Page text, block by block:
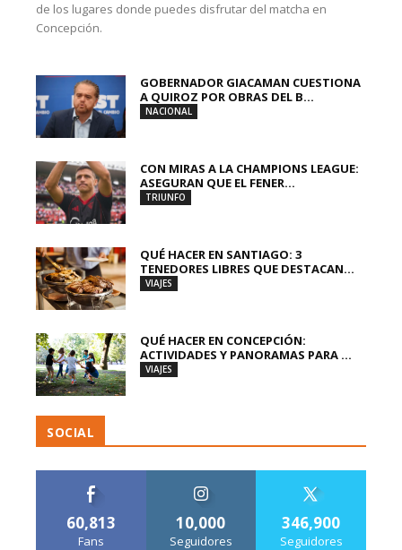
de los lugares donde puedes disfrutar del matcha en
Concepción.
GOBERNADOR GIACAMAN CUESTIONA
A QUIROZ POR OBRAS DEL B...
NACIONAL
CON MIRAS A LA CHAMPIONS LEAGUE:
ASEGURAN QUE EL FENER...
TRIUNFO
QUÉ HACER EN SANTIAGO: 3
TENEDORES LIBRES QUE DESTACAN...
VIAJES
QUÉ HACER EN CONCEPCIÓN:
ACTIVIDADES Y PANORAMAS PARA ...
VIAJES
SOCIAL
60,813
Fans
10,000
Seguidores
346,900
Seguidores